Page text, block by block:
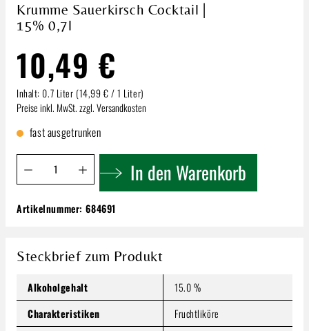
Krumme Sauerkirsch Cocktail |
15% 0,7l
10,49 €
Inhalt: 0.7 Liter (14,99 € / 1 Liter)
Preise inkl. MwSt. zzgl. Versandkosten
fast ausgetrunken
Produkt Anzahl: Gib den gewünschten Wert ein oder
In den Warenkorb
Krumme Sauerkirsch Cocktail | 15% 0,7l
Inhalt:0.7 Liter (14,99 € / 1 Liter)
Produkt Anzahl: Gib den gewünschten Wert ein oder
In den Warenkorb
Artikelnummer:684691
Steckbrief zum Produkt
Alkoholgehalt
15.0 %
Charakteristiken
Fruchtliköre